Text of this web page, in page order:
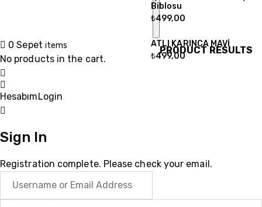
Biblosu
₺499,00
ATLI KARINCA MAVİ
₺499,00
PRODUCT RESULTS
0 Sepet items
No products in the cart.
HesabımLogin
Sign In
Registration complete. Please check your email.